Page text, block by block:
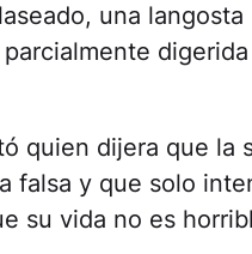
una langosta
quien dijera que la
falsa y que solo
su vida no es